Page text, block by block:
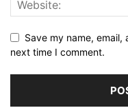
Save my name,
next time I comment.